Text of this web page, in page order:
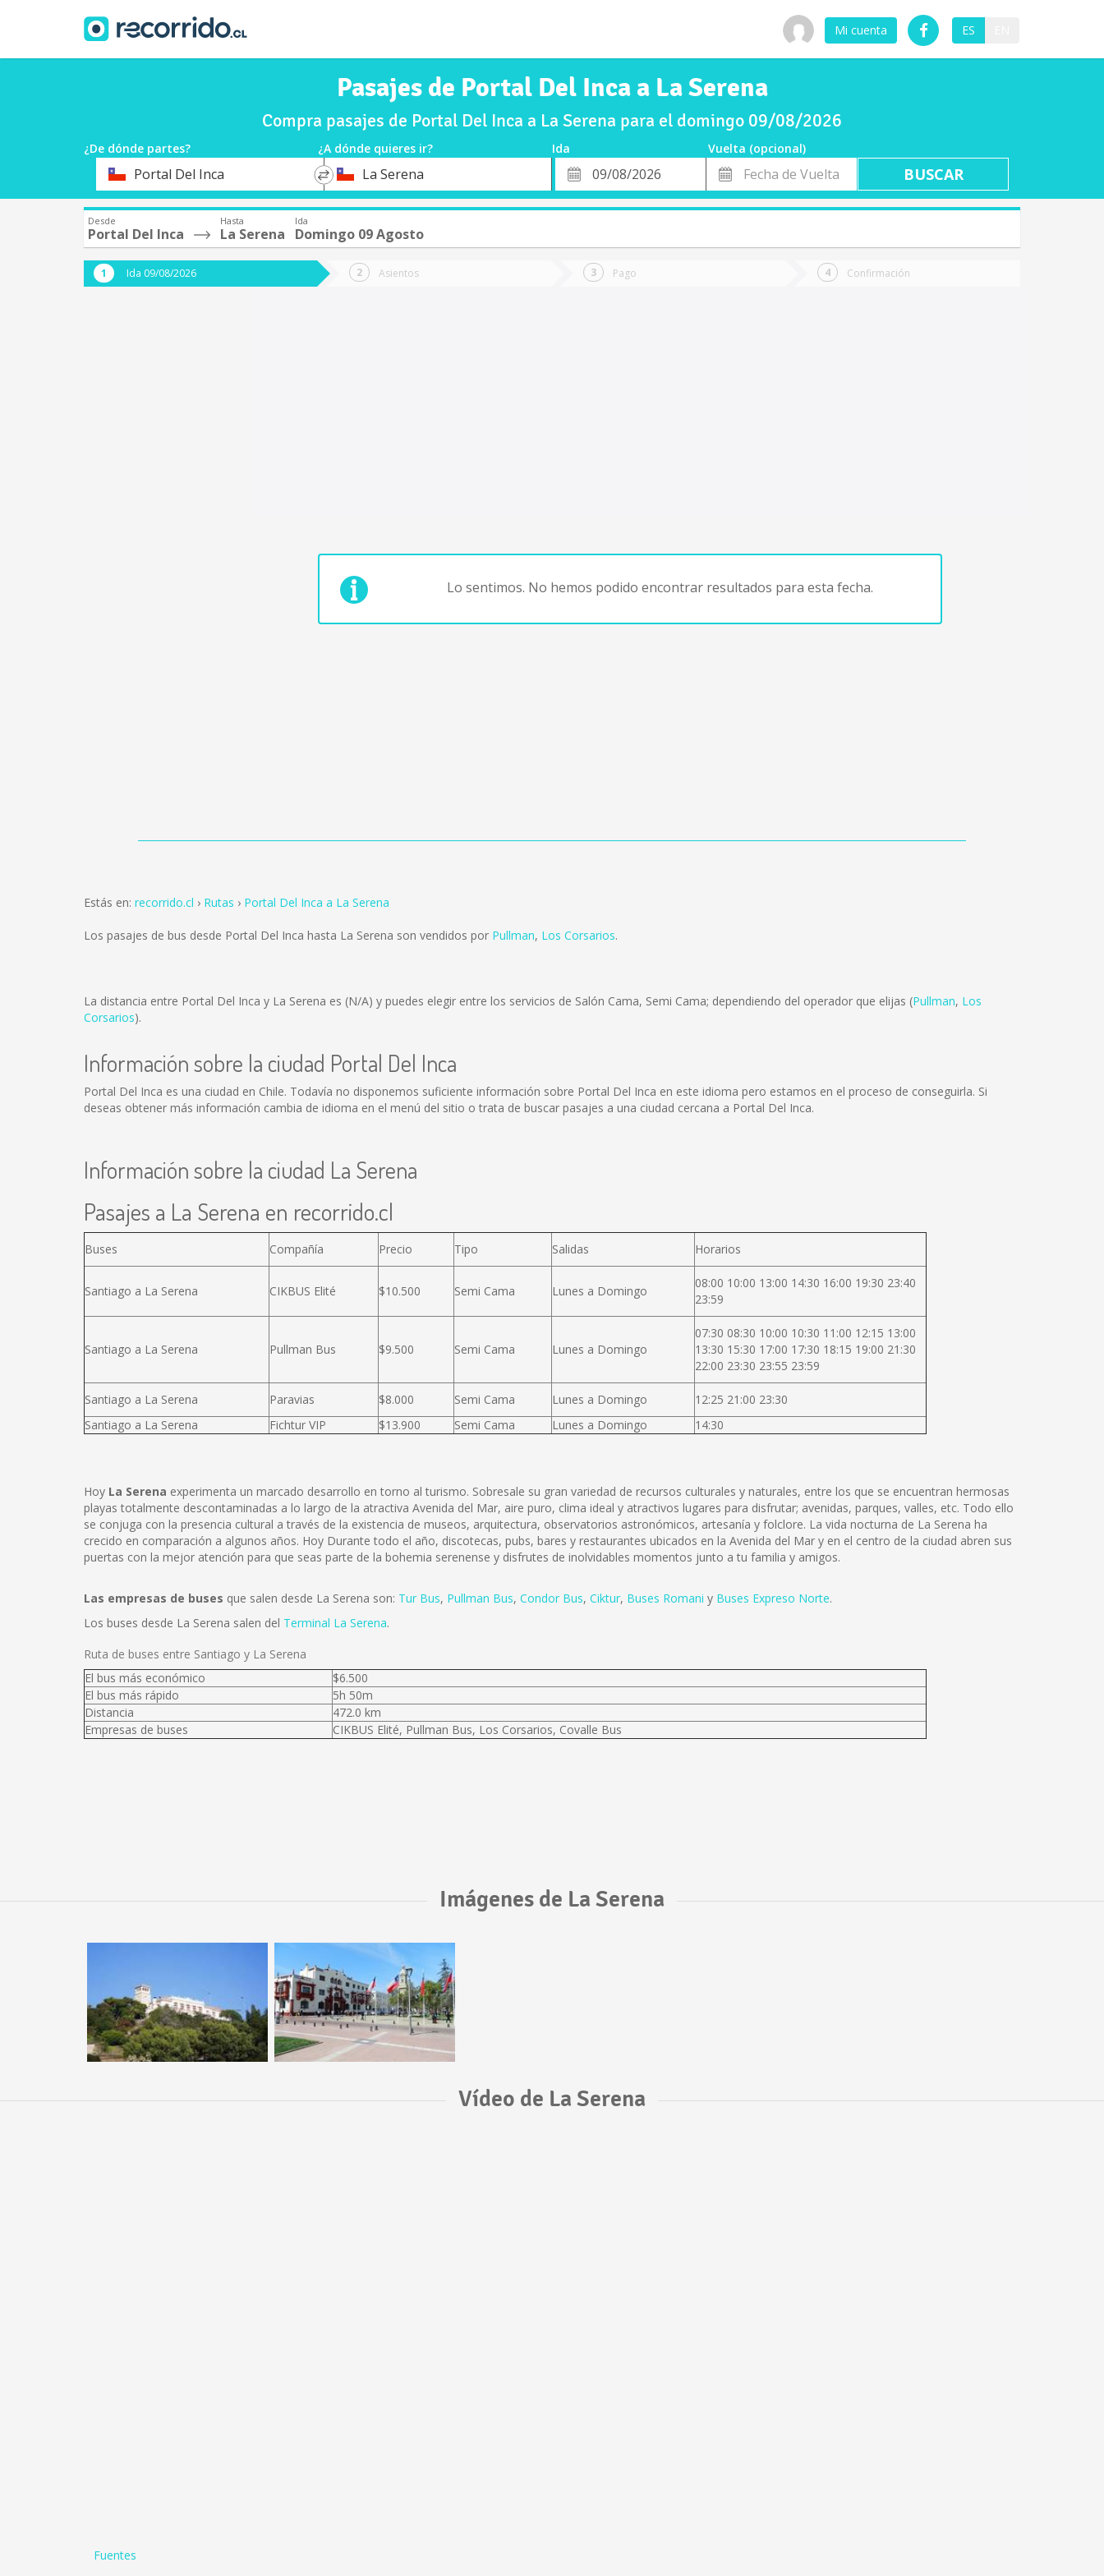
Mi cuenta ES
Pasajes de Portal Del Inca a La Serena
Compra pasajes de Portal Del Inca a La Serena para el domingo 09/08/2026
¿De dónde partes? ¿A dónde quieres ir? Ida
Vuelta (opcional)
OrigenPortal Del Inca
*
DestinoLa Serena
Fecha
de
Fecha
de
Vuelta
Desde
Portal Del Inca
Hasta
La Serena
Ida
Domingo 09 Agosto
Ida 09/08/2026 Asientos Pago Confirmación
Lo sentimos. No hemos podido encontrar resultados para esta fecha.
Estás en: recorrido.cl Rutas Portal Del Inca a La Serena
Los pasajes de bus desde Portal Del Inca hasta La Serena son vendidos por Pullman, Los Corsarios.
La distancia entre Portal Del Inca y La Serena es (N/A) y puedes elegir entre los servicios de Salón Cama, Semi Cama; dependiendo del operador que elijas (Pullman, Los
Corsarios).
Información sobre la ciudad Portal Del Inca
Portal Del Inca es una ciudad en Chile. Todavía no disponemos suficiente información sobre Portal Del Inca en este idioma pero estamos en el proceso de conseguirla. Si
deseas obtener más información cambia de idioma en el menú del sitio o trata de buscar pasajes a una ciudad cercana a Portal Del Inca.
Información sobre la ciudad La Serena
Pasajes a La Serena en recorrido.cl
Buses Compañía Precio Tipo Salidas Horarios
Santiago a La Serena CIKBUS Elité $10.500 Semi Cama Lunes a Domingo
08:00 10:00 13:00 14:30 16:00 19:30 23:40
23:59
Santiago a La Serena Pullman Bus $9.500 Semi Cama Lunes a Domingo
07:30 08:30 10:00 10:30 11:00 12:15 13:00
13:30 15:30 17:00 17:30 18:15 19:00 21:30
22:00 23:30 23:55 23:59
Santiago a La Serena Paravias $8.000 Semi Cama Lunes a Domingo
12:25 21:00 23:30
Santiago a La Serena
Fichtur VIP $13.900 Semi Cama Lunes a Domingo 14:30
Hoy La Serena experimenta un marcado desarrollo en torno al turismo. Sobresale su gran variedad de recursos culturales y naturales, entre los que se encuentran hermosas
playas totalmente descontaminadas a lo largo de la atractiva Avenida del Mar, aire puro, clima ideal y atractivos lugares para disfrutar; avenidas, parques, valles, etc. Todo ello
se conjuga con la presencia cultural a través de la existencia de museos, arquitectura, observatorios astronómicos, artesanía y folclore. La vida nocturna de La Serena ha
crecido en comparación a algunos años. Hoy Durante todo el año, discotecas, pubs, bares y restaurantes ubicados en la Avenida del Mar y en el centro de la ciudad abren sus
puertas con la mejor atención para que seas parte de la bohemia serenense y disfrutes de inolvidables momentos junto a tu familia y amigos.
Las empresas de buses que salen desde La Serena son: Tur Bus, Pullman Bus, Condor Bus, Ciktur, Buses Romani y Buses Expreso Norte.
Los buses desde La Serena salen del Terminal La Serena.
Ruta de buses entre Santiago y La Serena
El bus más económico
$6.500
El bus más rápido
5h 50m
Distancia
472.0 km
Empresas de buses
CIKBUS Elité, Pullman Bus, Los Corsarios, Covalle Bus
Imágenes de La Serena
Vídeo de La Serena
Fuentes